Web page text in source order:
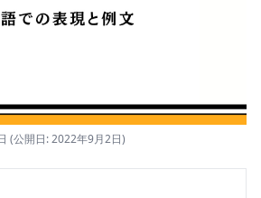
(公開日: 2022年9月2日)